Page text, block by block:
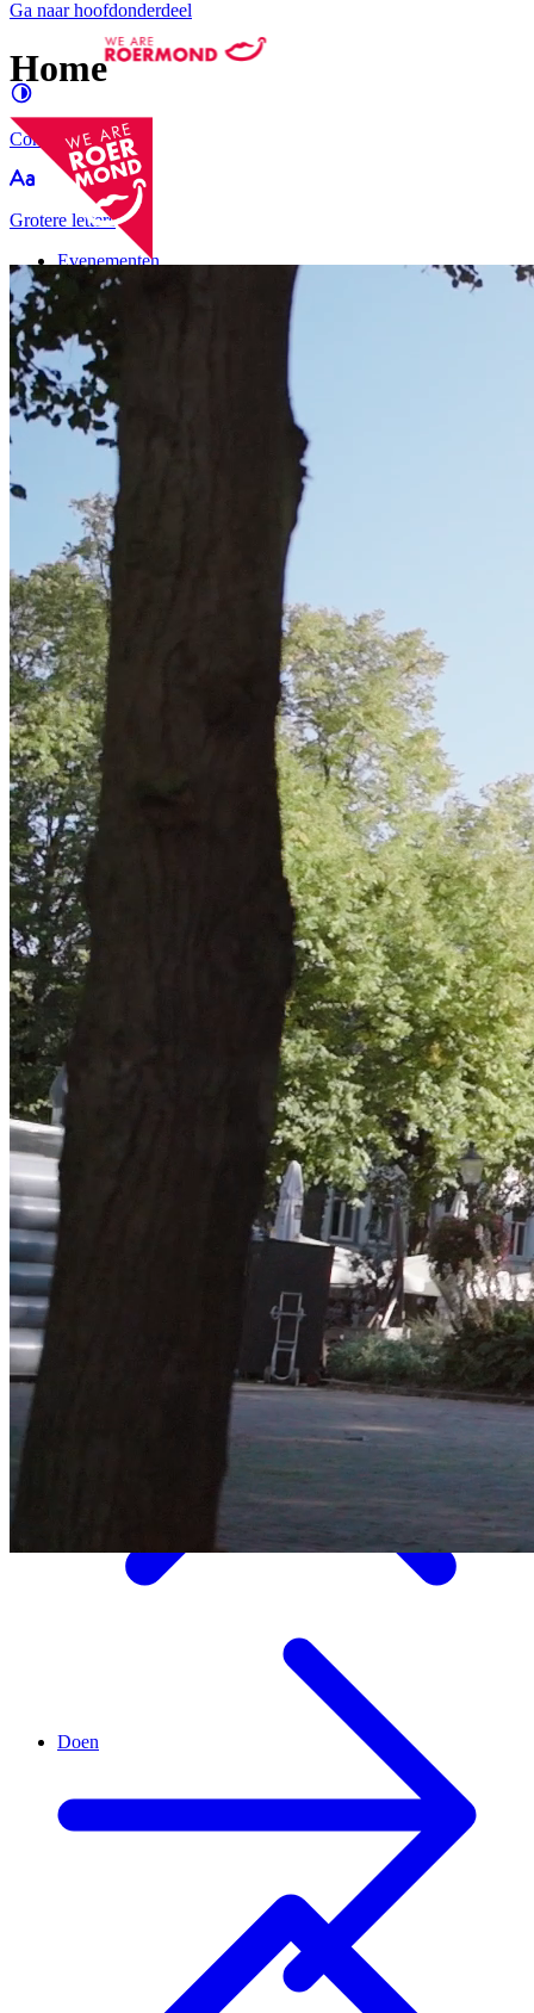
Ga naar hoofdonderdeel
Contrastverhogen
Grotere letters
Evenementen
Shoppen
Eten & Drinken
Doen
Home